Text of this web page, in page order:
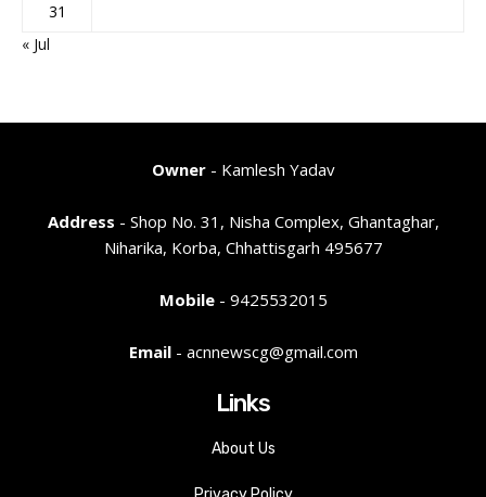
31
« Jul
Owner- Kamlesh Yadav
Address - Shop No. 31, Nisha Complex, Ghantaghar,
Niharika, Korba, Chhattisgarh 495677
Mobile- 9425532015
Email- acnnewscg@gmail.com
Links
About Us